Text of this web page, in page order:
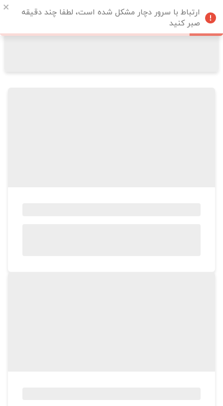
ارتباط با سرور دچار مشکل شده است، لطفا چند دقیقه
صبر کنید